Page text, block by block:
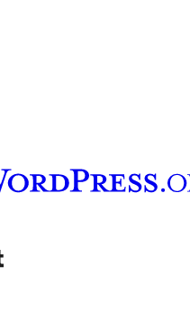
যাওক